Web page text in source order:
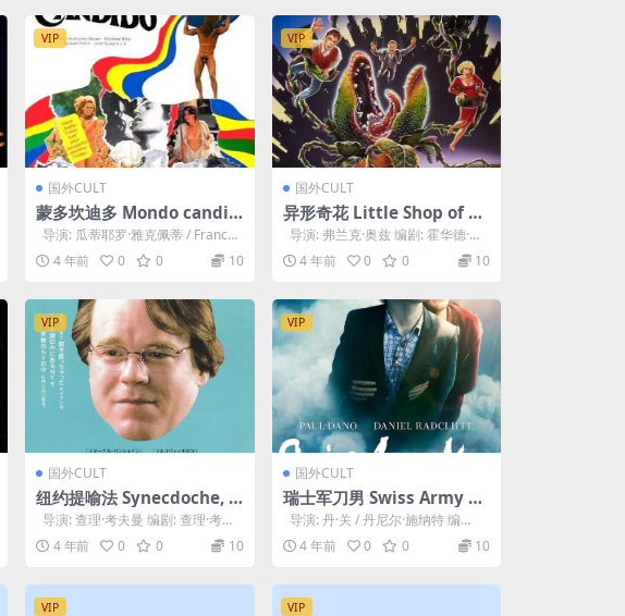
VIP
国外CULT
蒙多坎迪多 Mondo candid
o (1975)
导演: 瓜蒂耶罗·雅克佩蒂 / Franco
Prosperi 编...
4 年前 0 0 10
VIP
国外CULT
异形奇花 Little Shop of H
orrors (1986)
导演: 弗兰克·奥兹 编剧: 霍华德·阿
什曼 主演: 里克·莫拉尼...
4 年前 0 0 10
VIP
国外CULT
纽约提喻法 Synecdoche, N
ew York (2008)
导演: 查理·考夫曼 编剧: 查理·考夫
曼 主演: 菲利普·塞默·...
4 年前 0 0 10
VIP
国外CULT
瑞士军刀男 Swiss Army M
an (2016)
导演: 丹·关 / 丹尼尔·施纳特 编
剧: 丹·关 / 丹尼尔·施...
4 年前 0 0 10
VIP VIP